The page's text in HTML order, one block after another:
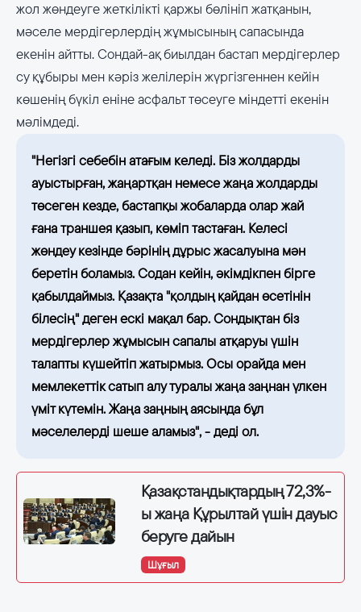
жол жөндеуге жеткілікті қаржы бөлініп жатқанын,
мәселе мердігерлердің жұмысының сапасында
екенін айтты. Сондай-ақ биылдан бастап мердігерлер
су құбыры мен кәріз желілерін жүргізгеннен кейін
көшенің бүкіл еніне асфальт төсеуге міндетті екенін
мәлімдеді.
"Негізгі себебін атағым келеді. Біз жолдарды
ауыстырған, жаңартқан немесе жаңа жолдарды
төсеген кезде, бастапқы жобаларда олар жай
ғана траншея қазып, көміп тастаған. Келесі
жөндеу кезінде бәрінің дұрыс жасалуына мән
беретін боламыз. Содан кейін, әкімдікпен бірге
қабылдаймыз. Қазақта "қолдың қайдан өсетінін
білесің" деген ескі мақал бар. Сондықтан біз
мердігерлер жұмысын сапалы атқаруы үшін
талапты күшейтіп жатырмыз. Осы орайда мен
мемлекеттік сатып алу туралы жаңа заңнан үлкен
үміт күтемін. Жаңа заңның аясында бұл
мәселелерді шеше аламыз", - деді ол.
Қазақстандықтардың 72,3%-
ы жаңа Құрылтай үшін дауыс
беруге дайын
Шұғыл